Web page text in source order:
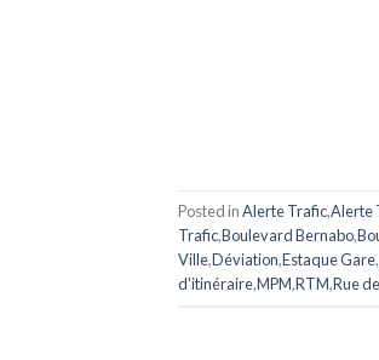
Posted inAlerte Trafic,Alerte
Trafic,Boulevard Bernabo,
Ville,Déviation,Estaque Gare,
d'itinéraire,MPM,RTM,Rue